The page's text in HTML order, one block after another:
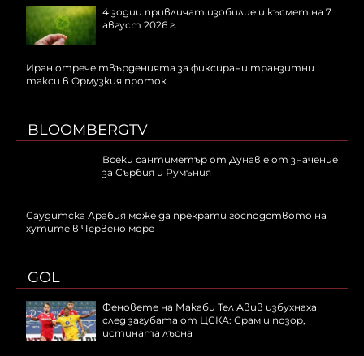
4 зодии привличат изобилие и късмет на 7
август 2026 г.
Иран отрече твърденията за фиксирани транзитни
такси в Ормузкия проток
BLOOMBERGTV
Всеки сантиметър от Дунав е от значение
за Сърбия и Румъния
Саудитска Арабия може да прекрати господството на
хутите в Червено море
GOL
Феновете на Макаби Тел Авив избухнаха
след загубата от ЦСКА: Срам и позор,
истината лъсна